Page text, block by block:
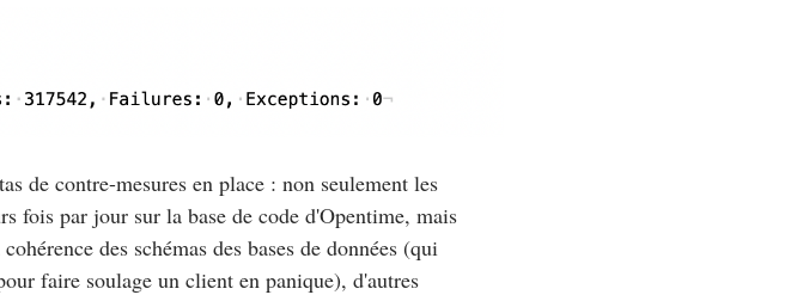
de contre-mesures en place : non seulement les
fois par jour sur la base de code d'Opentime, mais
des schémas des bases de données (qui
faire soulage un client en panique), d'autres